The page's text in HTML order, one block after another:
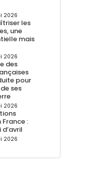
2026
les
une
mais
2026
des
pour
ses
2026
France :
2026